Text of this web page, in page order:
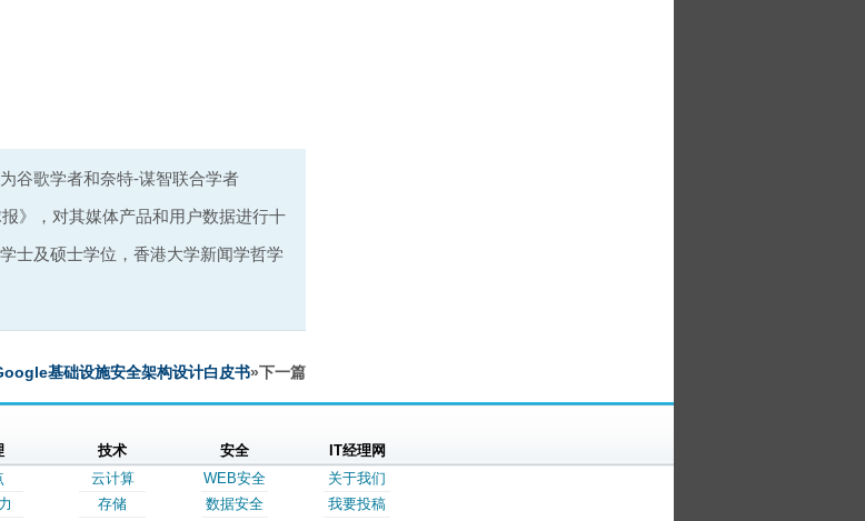
谷歌学者和奈特-谋智联合学者
》，对其媒体产品和用户数据进行十
士及硕士学位，香港大学新闻学哲学
基础设施安全架构设计白皮书»下一篇
技术
云计算
存储
安全
WEB安全
数据安全
IT经理网
关于我们
我要投稿